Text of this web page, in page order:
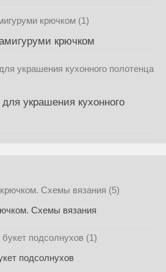
крючком
украшения кухонного
Схемы вязания
подсолнухов